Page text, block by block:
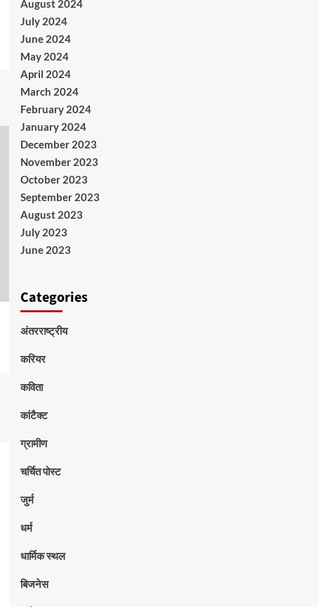
August 2024
July 2024
June 2024
May 2024
April 2024
March 2024
February 2024
January 2024
December 2023
November 2023
October 2023
September 2023
August 2023
July 2023
June 2023
Categories
अंतरराष्ट्रीय
करियर
कविता
कांटैक्ट
ग्रामीण
चर्चित पोस्ट
जुर्म
धर्म
धार्मिक स्थल
बिजनेस